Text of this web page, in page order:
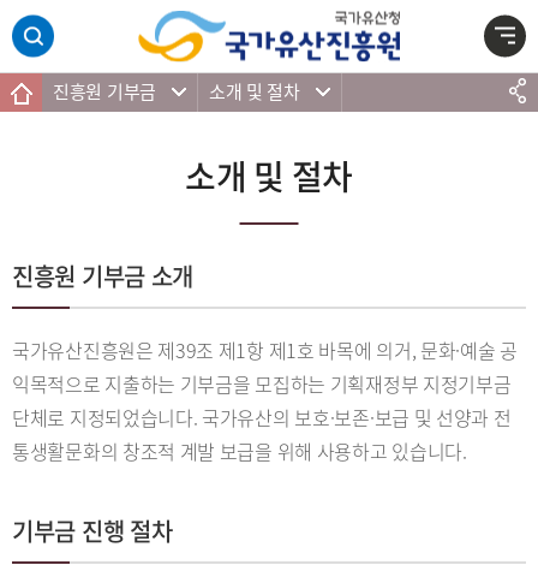
본문 바로가기
주메뉴 바로가기
하단 바로가기
진흥원 기부금 소개 및 절차
소개 및 절차
진흥원 기부금 소개
국가유산진흥원은 제39조 제1항 제1호 바목에 의거, 문화·예술 공
익목적으로 지출하는 기부금을 모집하는 기획재정부 지정기부금
단체로 지정되었습니다. 국가유산의 보호·보존·보급 및 선양과 전
통생활문화의 창조적 계발 보급을 위해 사용하고 있습니다.
기부금 진행 절차